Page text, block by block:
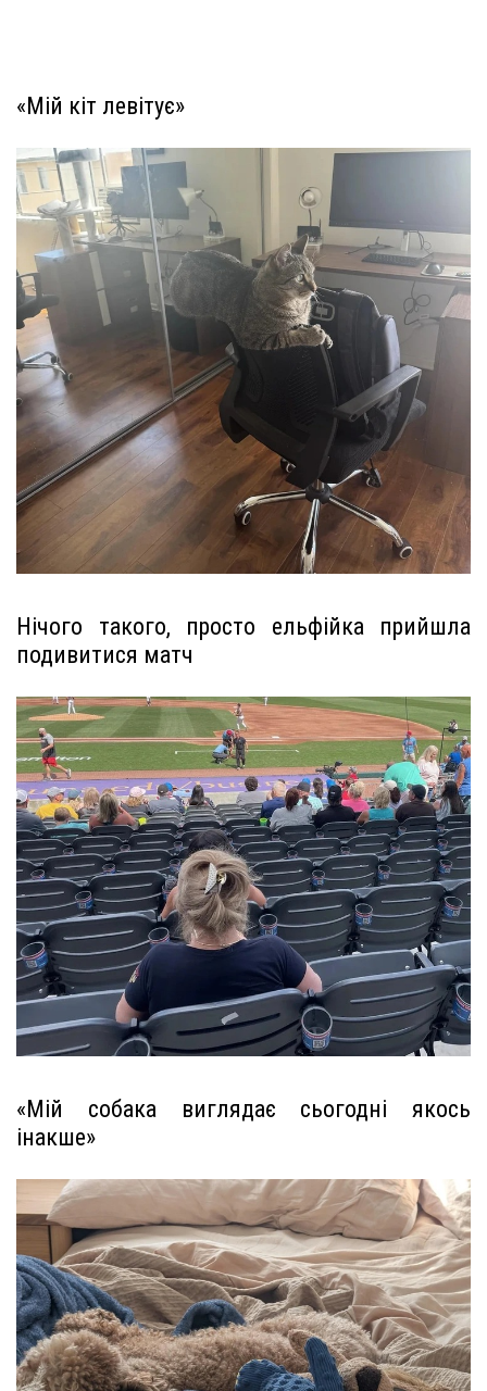
«Мій кіт левітує»
Нічого такого, просто ельфійка прийшла
подивитися матч
«Мій собака виглядає сьогодні якось
інакше»